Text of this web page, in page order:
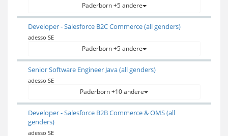
Paderborn +5 andere
Developer - Salesforce B2C Commerce (all genders)
adesso SE
Paderborn +5 andere
Senior Software Engineer Java (all genders)
adesso SE
Paderborn +10 andere
Developer - Salesforce B2B Commerce & OMS (all
genders)
adesso SE